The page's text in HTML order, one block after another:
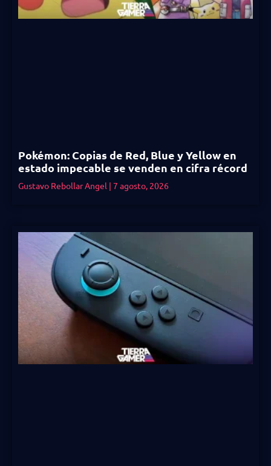
Pokémon: Copias de Red, Blue y Yellow en
estado impecable se venden en cifra récord
Gustavo Rebollar Angel 7 agosto, 2026